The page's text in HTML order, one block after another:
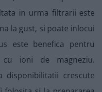
in urma filtrarii este
la gust, si poate inlocui
este benefica pentru
cu ioni de magneziu.
disponibilitatii crescute